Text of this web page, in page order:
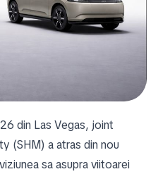
din Las Vegas, joint
(SHM) a atras din nou
sa asupra viitoarei